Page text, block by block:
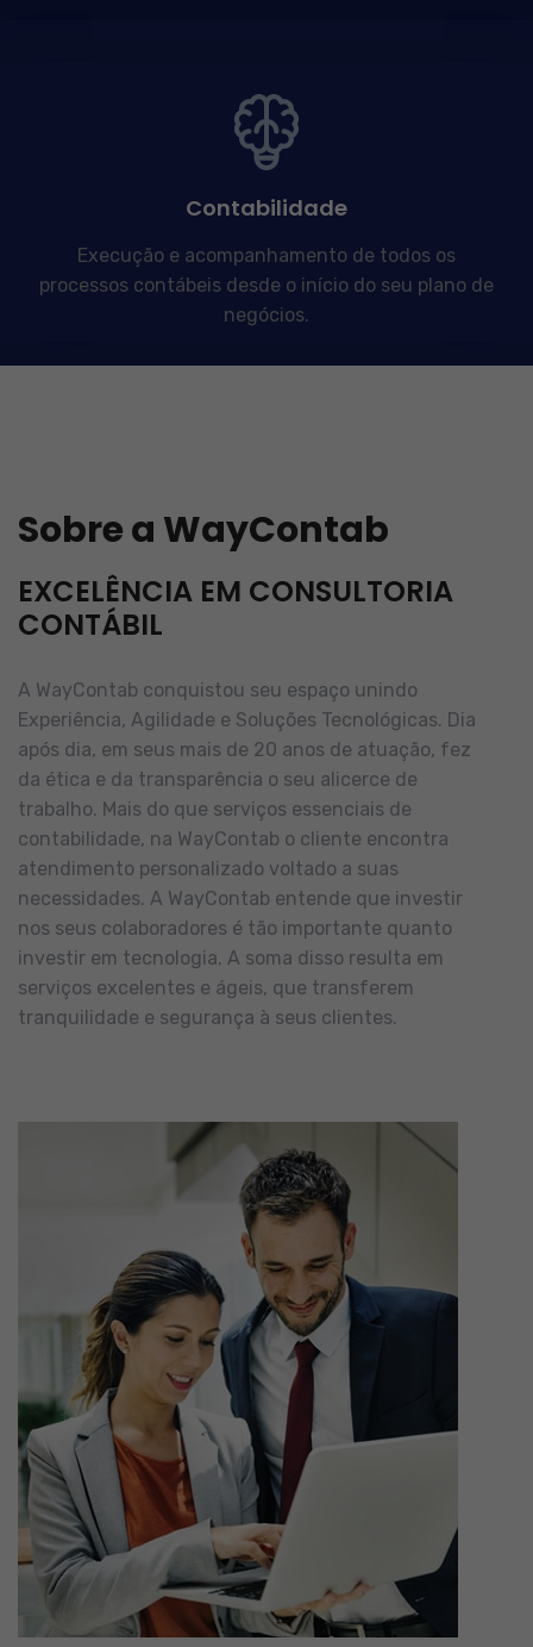
Contabilidade
Execução e acompanhamento de todos os
processos contábeis desde o início do seu plano de
negócios.
Sobre a WayContab
EXCELÊNCIA EM CONSULTORIA
CONTÁBIL
A WayContab conquistou seu espaço unindo
Experiência, Agilidade e Soluções Tecnológicas. Dia
após dia, em seus mais de 20 anos de atuação, fez
da ética e da transparência o seu alicerce de
trabalho. Mais do que serviços essenciais de
contabilidade, na WayContab o cliente encontra
atendimento personalizado voltado a suas
necessidades. A WayContab entende que investir
nos seus colaboradores é tão importante quanto
investir em tecnologia. A soma disso resulta em
serviços excelentes e ágeis, que transferem
tranquilidade e segurança à seus clientes.